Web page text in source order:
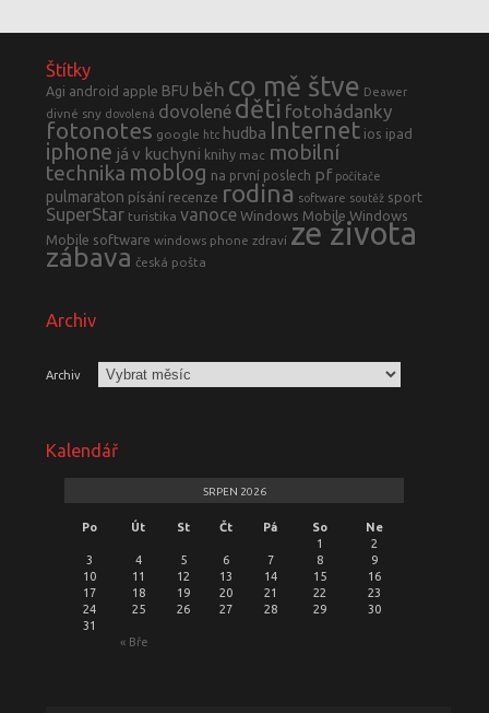
Štítky
Agi android apple BFU běh co mě štve Deawer
divné sny dovolená dovolené děti fotohádanky
fotonotes google htc hudba Internet ios ipad
iphone já v kuchyni knihy mac mobilní
technika moblog na první poslech pf počítače
pulmaraton písání recenze rodina software soutěž sport
SuperStar turistika vanoce Windows Mobile Windows
Mobile software windows phone zdraví ze života
zábava česká pošta
Archiv
Archiv
Kalendář
SRPEN 2026
Po Út St Čt Pá So Ne
« Bře
1
2
3
4 5 6 7 8
9
10
11 12 13 14 15
16
17
18 19 20 21 22
23
24
25 26 27 28 29
30
31